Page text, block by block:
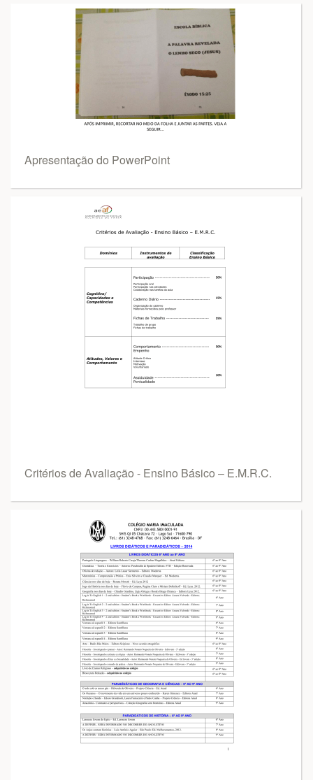
Apresentação do PowerPoint
Critérios de Avaliação - Ensino Básico – E.M.R.C.